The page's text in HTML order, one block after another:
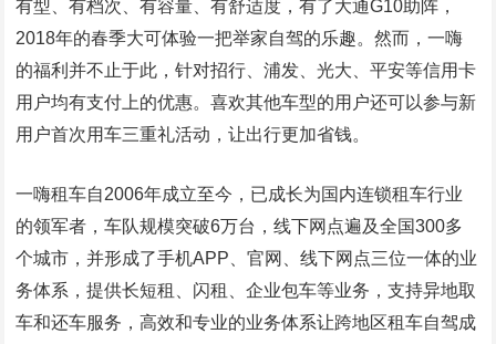
有型、有档次、有容量、有舒适度，有了大通G10助阵，
2018年的春季大可体验一把举家自驾的乐趣。然而，一嗨
的福利并不止于此，针对招行、浦发、光大、平安等信用卡
用户均有支付上的优惠。喜欢其他车型的用户还可以参与新
用户首次用车三重礼活动，让出行更加省钱。
一嗨租车自2006年成立至今，已成长为国内连锁租车行业
的领军者，车队规模突破6万台，线下网点遍及全国300多
个城市，并形成了手机APP、官网、线下网点三位一体的业
务体系，提供长短租、闪租、企业包车等业务，支持异地取
车和还车服务，高效和专业的业务体系让跨地区租车自驾成